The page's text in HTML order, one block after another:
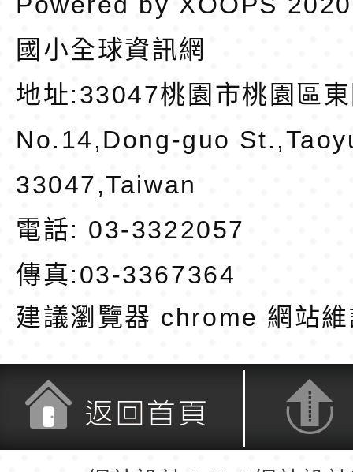
國小全球資訊網
地址:33047桃園市桃園區
No.14,Dong-guo
33047,Taiwan
電話: 03-3322057
傳真:03-3367364
建議瀏覽器 chrome 網站
返回頂端